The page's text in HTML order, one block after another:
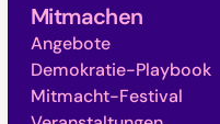
Mitmachen
Angebote
Demokratie-Playbook
Mitmacht-Festival